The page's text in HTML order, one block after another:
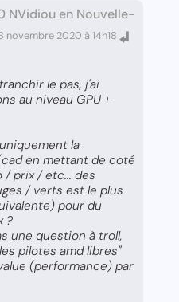
NVidiou en Nouvelle-
novembre 2020 à 14h18
le pas, j'ai
au niveau GPU +
la
en mettant de coté
prix / etc... des
/ verts est le plus
pour du
?
une question à troll,
pilotes amd libres"
(performance) par